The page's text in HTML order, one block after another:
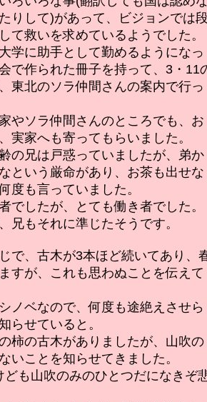
りして)があって、ビジョンでは
て救いを求めているようでした。
学に助手として勤めるようになっ
で作られた冊子を持って、3・11
東北のソラ仲間さんの案内で行っ
やソラ仲間さんのところでも、お
実家へも寄ってもらいました。
の兄は戸惑っていましたが、弟か
という厳命があり、お茶も出せな
度も言っていました。
でしたが、とても働き者でした。
兄もそれに準じたそうです。
で、古木が3本ほど続いてあり、
すが、これも思わぬことを伝えて
ノベなので、何度も途絶えさせら
らせていると。
柿の古木がありましたが、山吹の
いことを知らせてきました。
ども山吹のみのひとつだになきぞ